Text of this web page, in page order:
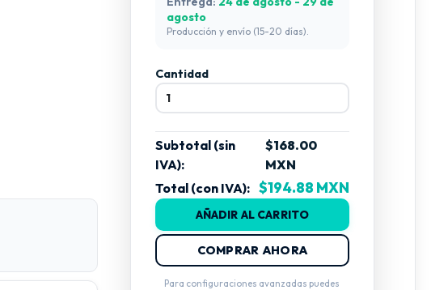
agosto
Producción y envío (15-20 días).
Cantidad
Subtotal (sin
IVA):
$168.00
MXN
Total (con IVA): $194.88 MXN
AÑADIR AL CARRITO
COMPRAR AHORA
Para configuraciones avanzadas puedes